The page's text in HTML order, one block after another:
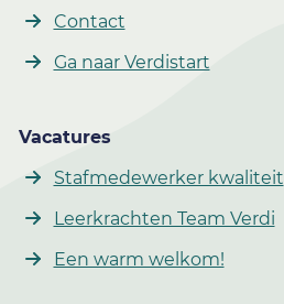
Contact
Ga naar Verdistart
Vacatures
Stafmedewerker kwaliteit
Leerkrachten Team Verdi
Een warm welkom!